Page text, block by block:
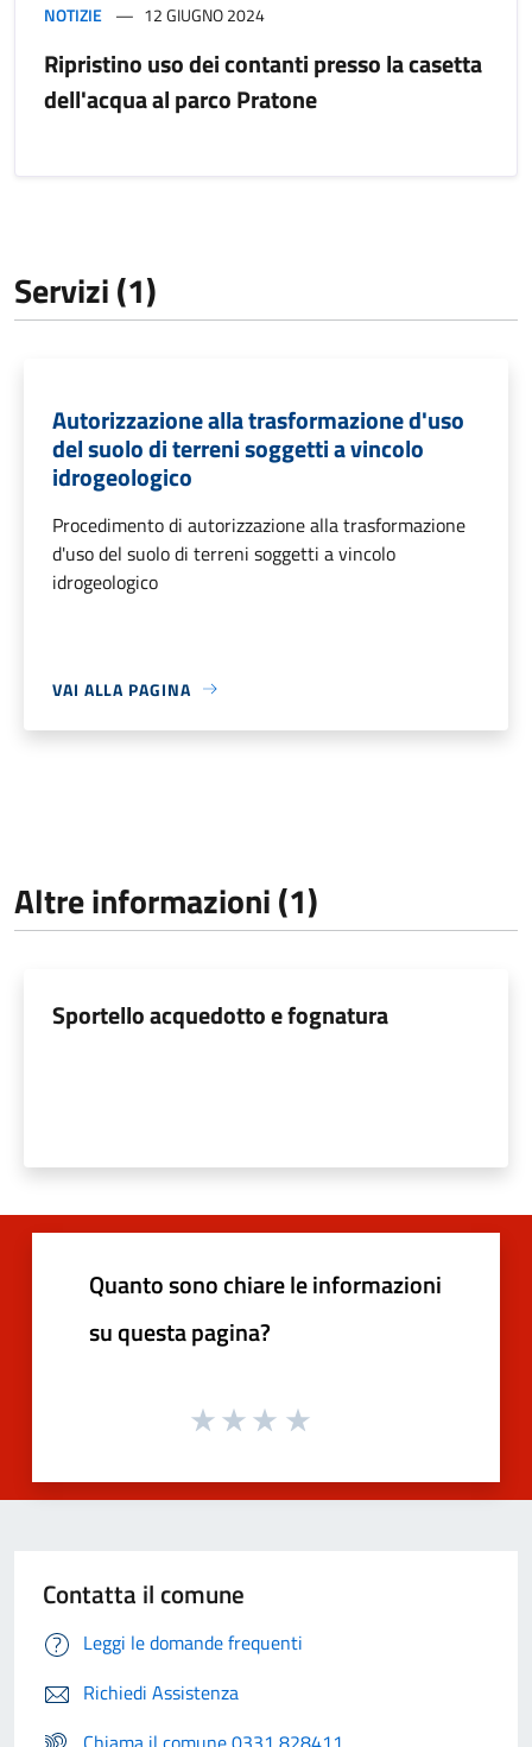
NOTIZIE 12 GIUGNO 2024
Ripristino uso dei contanti presso la casetta
dell'acqua al parco Pratone
Servizi (1)
Autorizzazione alla trasformazione d'uso
del suolo di terreni soggetti a vincolo
idrogeologico
Procedimento di autorizzazione alla trasformazione
d'uso del suolo di terreni soggetti a vincolo
idrogeologico
VAI ALLA PAGINA
Altre informazioni (1)
Sportello acquedotto e fognatura
Quanto sono chiare le informazioni
su questa pagina?
Contatta il comune
Leggi le domande frequenti
Richiedi Assistenza